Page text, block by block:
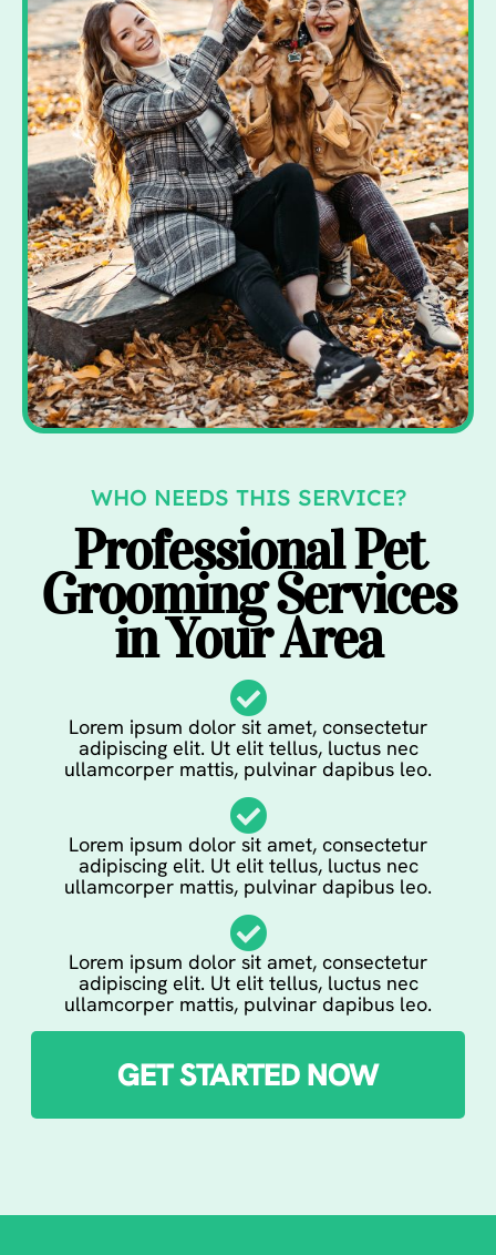
WHO NEEDS THIS SERVICE?
Professional Pet
Grooming Services
in Your Area
Lorem ipsum dolor sit amet, consectetur
adipiscing elit. Ut elit tellus, luctus nec
ullamcorper mattis, pulvinar dapibus leo.
Lorem ipsum dolor sit amet, consectetur
adipiscing elit. Ut elit tellus, luctus nec
ullamcorper mattis, pulvinar dapibus leo.
Lorem ipsum dolor sit amet, consectetur
adipiscing elit. Ut elit tellus, luctus nec
ullamcorper mattis, pulvinar dapibus leo.
GET STARTED NOW